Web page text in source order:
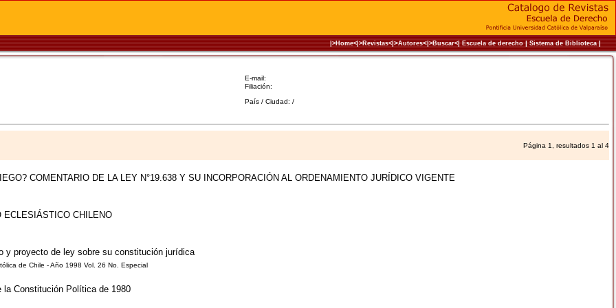
|>Home<|>Revistas<|>Autores<|>Buscar<|Escuela de derecho|Sistema de Biblioteca|
E-mail:
Filiación:
País / Ciudad: /
Página 1, resultados 1 al 4
COMENTARIO DE LA LEY N°19.638 Y SU INCORPORACIÓN AL ORDENAMIENTO JURÍDICO VIGENTE
CHILENO
y proyecto de ley sobre su constitución jurídica
de Chile - Año 1998 Vol. 26 No. Especial
Constitución Política de 1980